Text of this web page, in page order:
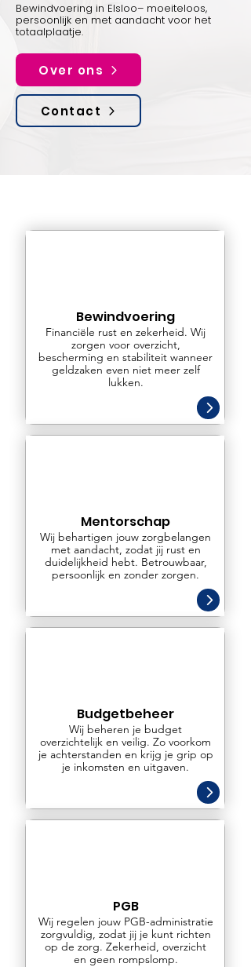
Bewindvoering in Elsloo– moeiteloos,
persoonlijk en met aandacht voor het
totaalplaatje.
Over ons
Contact
Bewindvoering
Financiële rust en zekerheid. Wij
zorgen voor overzicht,
bescherming en stabiliteit wanneer
geldzaken even niet meer zelf
lukken.
Mentorschap
Wij behartigen jouw zorgbelangen
met aandacht, zodat jij rust en
duidelijkheid hebt. Betrouwbaar,
persoonlijk en zonder zorgen.
Budgetbeheer
Wij beheren je budget
overzichtelijk en veilig. Zo voorkom
je achterstanden en krijg je grip op
je inkomsten en uitgaven.
PGB
Wij regelen jouw PGB-administratie
zorgvuldig, zodat jij je kunt richten
op de zorg. Zekerheid, overzicht
en geen rompslomp.